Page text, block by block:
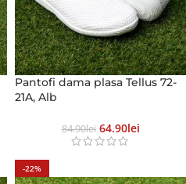
Pantofi dama plasa Tellus 72-
21A, Alb
84.90Lei 64.90Lei
-22%